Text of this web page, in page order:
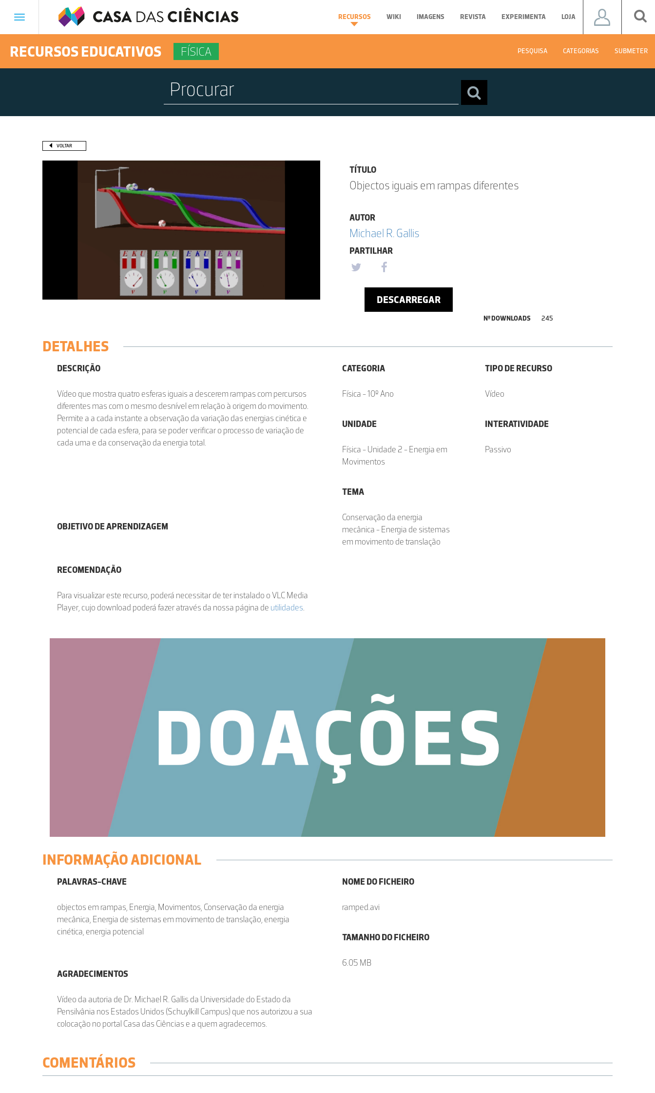
Toggle
RECURSOS WIKI IMAGENS REVISTA EXPERIMENTA LOJA
RECURSOS EDUCATIVOS FÍSICA PESQUISA CATEGORIAS SUBMETER
VOLTAR
TÍTULO
Objectos iguais em rampas diferentes
AUTOR
Michael R. Gallis
PARTILHAR
DESCARREGAR
Nº DOWNLOADS 245
DETALHES
DESCRIÇÃO
Vídeo que mostra quatro esferas iguais a descerem rampas com percursos
diferentes mas com o mesmo desnível em relação à origem do movimento.
Permite a a cada instante a observação da variação das energias cinética e
potencial de cada esfera, para se poder verificar o processo de variação de
cada uma e da conservação da energia total.
OBJETIVO DE APRENDIZAGEM
RECOMENDAÇÃO
Para visualizar este recurso, poderá necessitar de ter instalado o VLC Media
Player, cujo download poderá fazer através da nossa página de utilidades.
CATEGORIA
Física - 10º Ano
UNIDADE
Física - Unidade 2 - Energia em
Movimentos
TEMA
Conservação da energia
mecânica - Energia de sistemas
em movimento de translação
TIPO DE RECURSO
Vídeo
INTERATIVIDADE
Passivo
INFORMAÇÃO ADICIONAL
PALAVRAS-CHAVE
objectos em rampas, Energia, Movimentos, Conservação da energia
mecânica, Energia de sistemas em movimento de translação, energia
cinética, energia potencial
AGRADECIMENTOS
Vídeo da autoria de Dr. Michael R. Gallis da Universidade do Estado da
Pensilvânia nos Estados Unidos (Schuylkill Campus) que nos autorizou a sua
colocação no portal Casa das Ciências e a quem agradecemos.
NOME DO FICHEIRO
ramped.avi
TAMANHO DO FICHEIRO
6.05 MB
COMENTÁRIOS